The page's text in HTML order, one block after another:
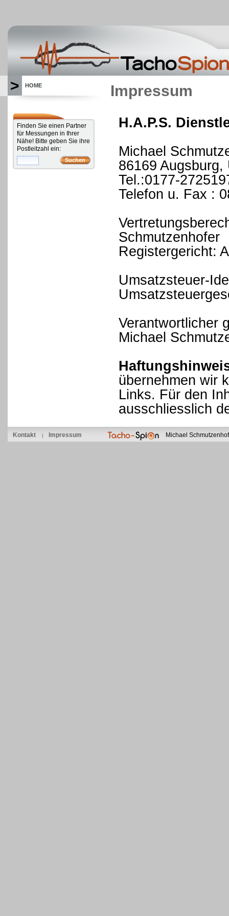
Impressum
H.A.P.S.
Michael
86169
Tel.:0177-
Telefon u. Fax :
Schmutzenhofer
Registergericht:
Umsatzsteuer-
Verantwortlicher
Michael
übernehmen wir
Links. Für den
ausschliesslich
> HOME
Finden Sie einen Partner
für Messungen in Ihrer
Nähe! Bitte geben Sie ihre
Postleitzahl ein:
Kontakt | Impressum Michael